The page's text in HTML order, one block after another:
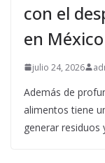
con el
en México
julio 24, 2026
Además de
alimentos tiene
generar residuos